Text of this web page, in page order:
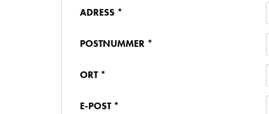
ADRESS *
POSTNUMMER *
ORT *
E-POST *